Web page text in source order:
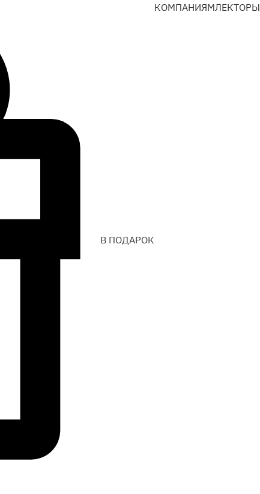
В ПОДАРОК
КОМПАНИЯМЛЕКТОРЫ